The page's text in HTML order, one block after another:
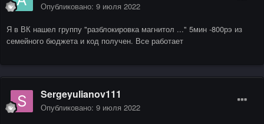
Опубликовано: 9 июля 2022
Я в ВК нашел группу "разблокировка магнитол ..." 5мин -800рэ из
семейного бюджета и код получен. Все работает
Sergeyulianov111
Опубликовано: 9 июля 2022